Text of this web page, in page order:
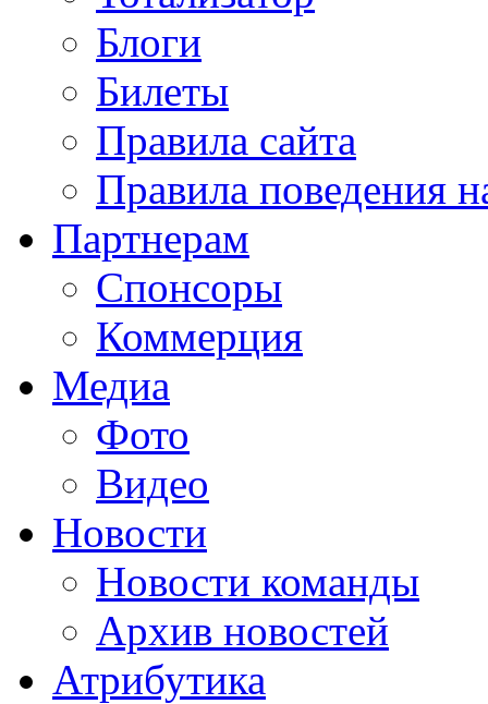
Блоги
Билеты
Правила сайта
Правила поведения
Партнерам
Спонсоры
Коммерция
Медиа
Фото
Видео
Новости
Новости команды
Архив новостей
Атрибутика